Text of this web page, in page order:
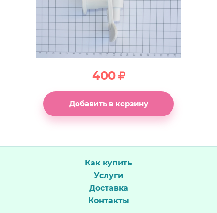
400
Добавить в корзину
Как купить
Услуги
Доставка
Контакты